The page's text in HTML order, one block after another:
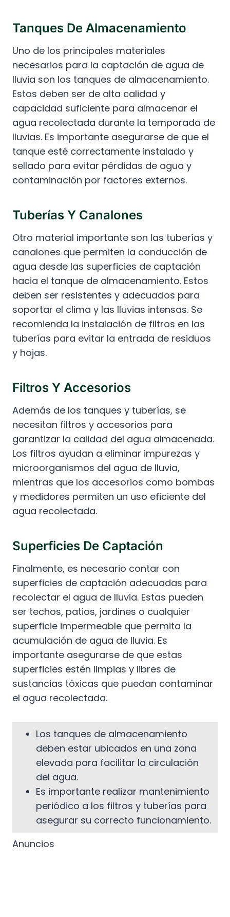
Tanques De Almacenamiento
Uno de los principales materiales
necesarios para la captación de agua de
lluvia son los tanques de almacenamiento.
Estos deben ser de alta calidad y
capacidad suficiente para almacenar el
agua recolectada durante la temporada de
lluvias. Es importante asegurarse de que el
tanque esté correctamente instalado y
sellado para evitar pérdidas de agua y
contaminación por factores externos.
Tuberías Y Canalones
Otro material importante son las tuberías y
canalones que permiten la conducción de
agua desde las superficies de captación
hacia el tanque de almacenamiento. Estos
deben ser resistentes y adecuados para
soportar el clima y las lluvias intensas. Se
recomienda la instalación de filtros en las
tuberías para evitar la entrada de residuos
y hojas.
Filtros Y Accesorios
Además de los tanques y tuberías, se
necesitan filtros y accesorios para
garantizar la calidad del agua almacenada.
Los filtros ayudan a eliminar impurezas y
microorganismos del agua de lluvia,
mientras que los accesorios como bombas
y medidores permiten un uso eficiente del
agua recolectada.
Superficies De Captación
Finalmente, es necesario contar con
superficies de captación adecuadas para
recolectar el agua de lluvia. Estas pueden
ser techos, patios, jardines o cualquier
superficie impermeable que permita la
acumulación de agua de lluvia. Es
importante asegurarse de que estas
superficies estén limpias y libres de
sustancias tóxicas que puedan contaminar
el agua recolectada.
Los tanques de almacenamiento
deben estar ubicados en una zona
elevada para facilitar la circulación
del agua.
Es importante realizar mantenimiento
periódico a los filtros y tuberías para
asegurar su correcto funcionamiento.
Anuncios